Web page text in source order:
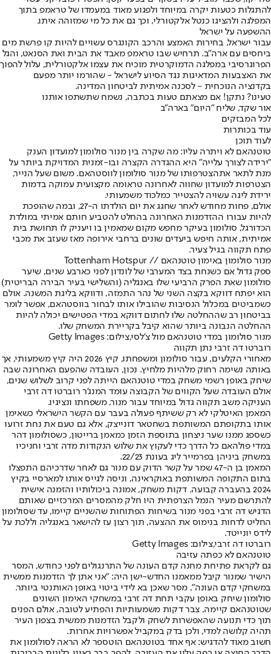
להתגלות כטעות יקרה במיוחד ולפגוע מאוד במעמדו של טראמפ בתוך
המפלגה ולהציגו כנטל אלקטורלי, וכך גם את כל מי שמזוהה איתו.
ההשפעה על ישראל
עבור ישראל, בחירות האמצע והרכב הקונגרס עשויים להיות קו פרשת מים
ביחסים עם ארה"ב. תרחיש שבו טראמפ מאבד את הבית ואת הסנאט, והגל
הפרוגרסיבי במפלגה הדמוקרטית מוכיח את עצמו אלקטורלית, עלול להפוך
את האצבעות המדאיגות נגד הסיוע לישראל - שהורמו יותר מפעם
בקדנציה הנוכחית - לסכנה אמיתית לביטחון המדינה.
טעינו? נתקן! אם מצאתם טעות בכתבה, נשמח שתשתפו אותנו
אור שקד, שליח "היום" בארה"ב
לכל המבזקים
עוד בכותרות
לעוד תוכן
טוטנהאם לא ויתרה עליו: מה שקרה בין מנור סולומון למועדון הענק
"ירידה לצורך עלייה" היא ההגדרה הקצרה ובו-זמנית המדויקת ביותר על
מנת לתאר אתהצטרפותו של מנור סולומון לווסטהאם. משום שעל הנייר,
הצטרפות למועדון שחווה לאחרונה טראומה מקצועית עמוקה בדמות
ירידת ליגה עשויה להצטייר כמלכוד משמעותי.
אולם, פחות מחודש לאחר שחגג את יום הולדתו ה-27, ובמה שהופכת
להיות עבורו ההזדמנות האחרונה בהחלט להטביע חותם אמיתי במולדת
הכדורגל, סולומון בעיקר מחפש מקום שמאמין בו ויעניק לו תחושת בית
אמיתית, אותה חיפש ביעדים שונים ברחבי אירופה מאז שעזב את מכבי
פתח תקווה בגיל צעיר.
מנור סולומון באימון טוטנהאם // Tottenham Hotspur
ספק גדול אם כשנחת בצד המערבי של לונדון לפני כארבע שנים, שיער
סולומון שאת הפרק הרביעי שלו באנגליה (והשלישי בעיר הבירה הבריטית)
הוא יפתח דווקא בקצה השני של נהר התמזה, ודווקא בליגת המשנה. אולם
כשמביטים במכלול הנסיבות שהובילו אותו לבחור בווסטהאם, אפשר לומר
בביטחון רב שההחלטה שלו לחתום דווקא במדי הפטישים יכולה להיות
ההחלטה הנבונה ביותר שהוא קיבל בקריירת המשחק שלו.
מנור סולומון במדי טוטנהאם מול צ'לסי,צילום: Getty Images
רוברטו דה זרבי נתן תקווה
מאחורי הקלעים, עבור סולומון ומשפחתו, קיץ 2026 היה קיץ משמעותי, אך
באותה נשימה רחוק מלהיות מלחיץ. נכון, העובדה שהפעם האחרונה שבה
שיחק באופן רשמי משחק במדי טוטנהאם הייתה לפני קרוב לשלוש שנים,
אולם העובדה שעל הקווים של הקבוצה עומד המנג'ר רוברטו דה זרבי
העניקה משב תקווה גדול במיוחד עבור מנור, משפחתו ונציגיו.
המאמן האיטלקי לא רק ששיתף פעולה בעבר עם הקשר הישראלי כשאימן
אותו בתקופתם המשותפת בשחטאר דונייצק, אלא גם טעם את נחת זרועו
כשספג ממנו שער ניצחון בתוספת הזמן כמאמן ברייטון, כשסולומון דהר
במדי פולהאם כל הדרך כדי לעקוץ את שלוש הנקודות מדה זרבי וחניכיו
במשחק ביניהן בפרמייר ליג בעונת 22/23.
המאמן בן ה-47 שמר על קשר הדוק עם מנור גם לאחר שדרכיהם התפצלו
בתום התקופה המשותפת באוקראינה, וניסה לגייס אותו למארסיי בקיץ
2024 בהעברה קבועה. דקות משחק, אמונה ביכולותיו והזמנה אישית
להתרשם מעיר הנמל הצרפתית היו חלק מהמסרים המרכזיים שאותם
הדגיש דה זרבי בפני מנור בשיחות הפתוחות שהשניים קיימו, עד שסולומון
החליט לדחות בנימוס את ההצעה, תוך רצון עז להישאר באנגליה וללכת על
לידס יונייטד.
רוברטו דה זרבי,צילום: Getty Images
טוטנהאם לא כפתה עזיבה
גם לקראת פתיחת מחנה קדם העונה של התרנגולים לפני כחודש, המסר
הישיר שמנור קיבל ממאמנו החדש-ישן היה: "אני אתן לך הזדמנות ממשית
במשחקי קדם העונה", מסר שאכן בא לידי ביטוי באופן האותנטי ביותר.
סולומון שיחק באופן עקבי תחת דה זרבי במשחקי האימון השונים
שטוטנהאם קיימה, צבר דקות משמעותיות והפתיע לטובה, אולם הפנים
תוך כדי תנועה שהאפשרות לשחק ולקבל הזדמנות ממשית בצפון העיר
תהיה קלושה למדי, ולכן בדק במקביל אפשרויות אחרות.
חשוב מאוד להדגיש: אף אחד בטוטנהאם הוטספר לא הראה לסולומון את